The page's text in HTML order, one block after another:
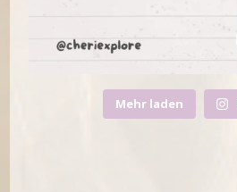
Mehr laden